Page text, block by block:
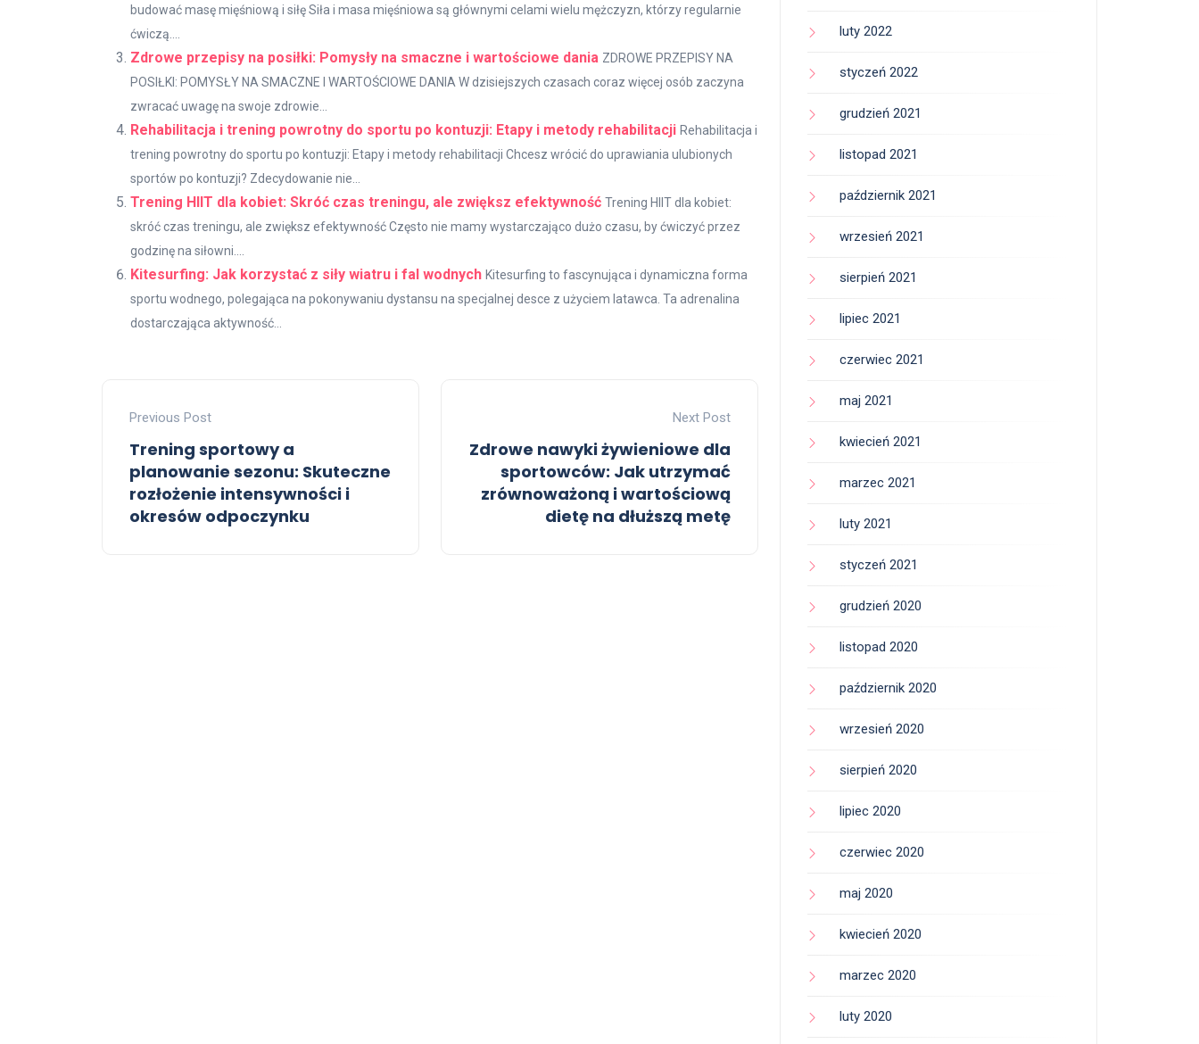
budować masę mięśniową i siłę Siła i masa mięśniowa są głównymi celami wielu mężczyzn, którzy regularnie
ćwiczą....
Zdrowe przepisy na posiłki: Pomysły na smaczne i wartościowe dania ZDROWE PRZEPISY NA
POSIŁKI: POMYSŁY NA SMACZNE I WARTOŚCIOWE DANIA W dzisiejszych czasach coraz więcej osób zaczyna
zwracać uwagę na swoje zdrowie...
Rehabilitacja i trening powrotny do sportu po kontuzji: Etapy i metody rehabilitacji Rehabilitacja i
trening powrotny do sportu po kontuzji: Etapy i metody rehabilitacji Chcesz wrócić do uprawiania ulubionych
sportów po kontuzji? Zdecydowanie nie...
Trening HIIT dla kobiet: Skróć czas treningu, ale zwiększ efektywność Trening HIIT dla kobiet:
skróć czas treningu, ale zwiększ efektywność Często nie mamy wystarczająco dużo czasu, by ćwiczyć przez
godzinę na siłowni....
Kitesurfing: Jak korzystać z siły wiatru i fal wodnych Kitesurfing to fascynująca i dynamiczna forma
sportu wodnego, polegająca na pokonywaniu dystansu na specjalnej desce z użyciem latawca. Ta adrenalina
dostarczająca aktywność...
Previous Post
Trening sportowy a
planowanie sezonu: Skuteczne
rozłożenie intensywności i
okresów odpoczynku
Next Post
Zdrowe nawyki żywieniowe dla
sportowców: Jak utrzymać
zrównoważoną i wartościową
dietę na dłuższą metę
luty 2022
styczeń 2022
grudzień 2021
listopad 2021
październik 2021
wrzesień 2021
sierpień 2021
lipiec 2021
czerwiec 2021
maj 2021
kwiecień 2021
marzec 2021
luty 2021
styczeń 2021
grudzień 2020
listopad 2020
październik 2020
wrzesień 2020
sierpień 2020
lipiec 2020
czerwiec 2020
maj 2020
kwiecień 2020
marzec 2020
luty 2020